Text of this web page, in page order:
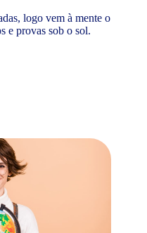
logo vem à mente o
e provas sob o sol.